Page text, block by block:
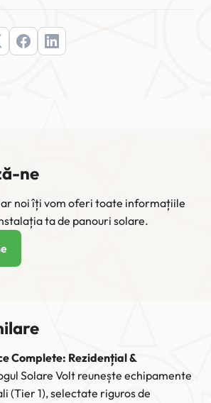
ne
noi îți vom oferi toate informațiile
ta de panouri solare.
Complete: Rezidențial &
Solare Volt reunește echipamente
(Tier 1), selectate riguros de